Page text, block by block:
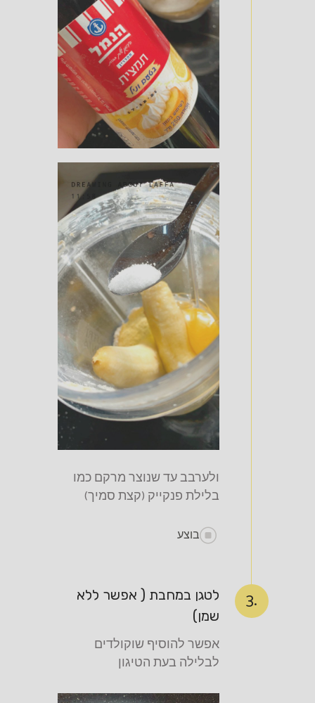
ולערבב עד שנוצר מרקם כמו
בלילת פנקייק (קצת סמיך)
בוצע
3.
לטגן במחבת ( אפשר ללא
שמן)
אפשר להוסיף שוקולדים
לבלילה בעת הטיגון